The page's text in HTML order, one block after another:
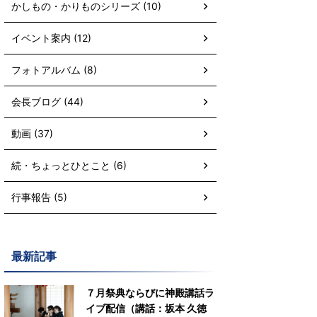
かしもの・かりものシリーズ (10)
イベント案内 (12)
フォトアルバム (8)
会長ブログ (44)
動画 (37)
続・ちょっとひとこと (6)
行事報告 (5)
最新記事
７月祭典ならびに神殿講話ラ
イブ配信（講話：坂本 久徳